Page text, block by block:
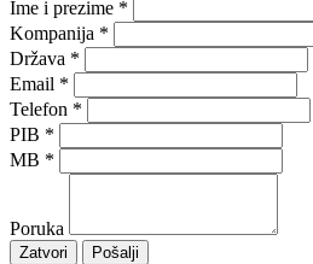
Ime i prezime *
Kompanija *
Država *
Email *
Telefon *
PIB *
MB *
Poruka
Zatvori Pošalji